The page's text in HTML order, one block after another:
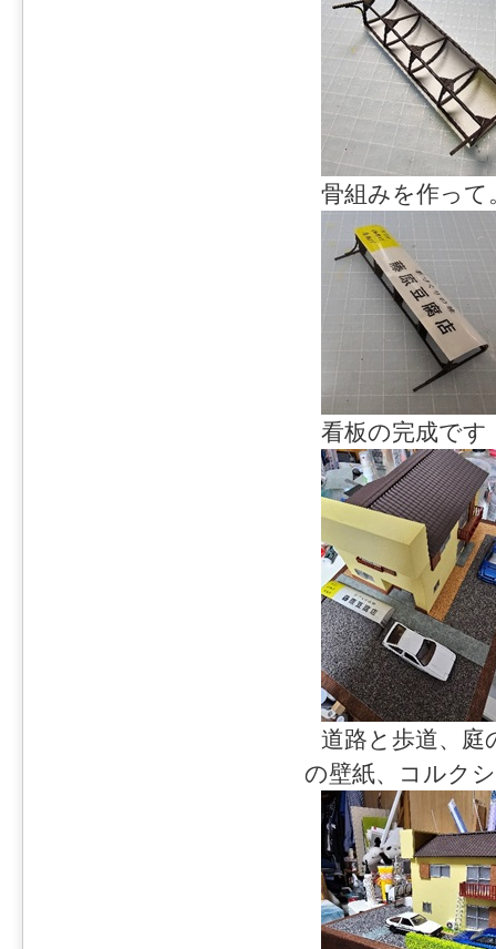
骨組みを作って
看板の完成です
道路と歩道、庭
の壁紙、コルク